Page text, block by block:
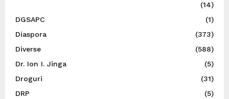
(14)
DGSAPC
(1)
Diaspora
(373)
Diverse
(588)
Dr. Ion I. Jinga
(5)
Droguri
(31)
DRP
(5)